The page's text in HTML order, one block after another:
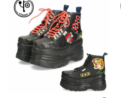
ワークシューズ
ブーツ
ウェア
ローファー
カジュアルシューズ
ワークシューズ
スクール
フォーマル
ブーツ
キッズ新入荷
レディースSALE
メンズSALE
キッズSALE
すべての商品
リュック
ボディバッグ
ハンドバッグ
雑貨
すべての商品
詳細検索
店舗一覧